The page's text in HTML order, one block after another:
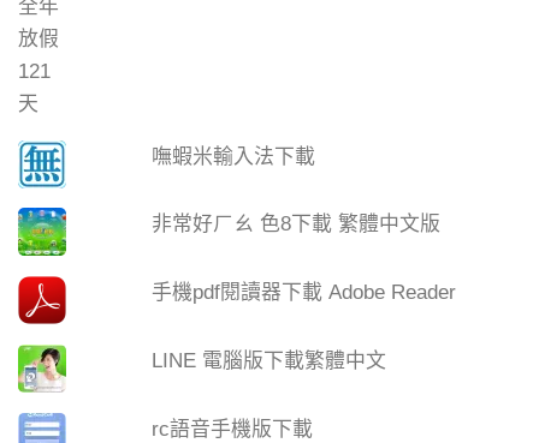
嘸蝦米輸入法下載
非常好ㄏㄠ 色8下載 繁體中文版
手機pdf閱讀器下載 Adobe Reader
LINE 電腦版下載繁體中文
rc語音手機版下載